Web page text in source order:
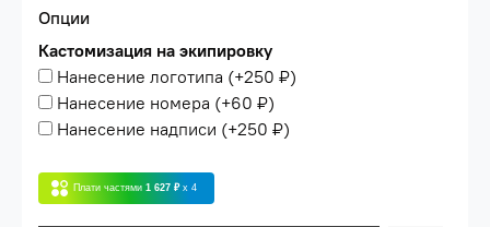
Опции
Кастомизация на экипировку
Нанесение логотипа (+250 ₽)
Нанесение номера (+60 ₽)
Нанесение надписи (+250 ₽)
Плати частями 1 627 ₽ x 4